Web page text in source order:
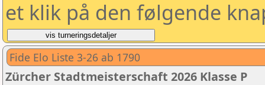
et klik på den følgende
Fide Elo Liste 3-26 ab 1790
Zürcher Stadtmeisterschaft 2026 Klasse P